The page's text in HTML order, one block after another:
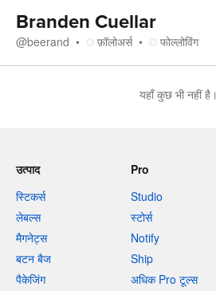
Branden Cuellar
@beerand फ़ॉलोअर्स फोल्लोविंग
यहाँ कुछ भी नहीं है।
उत्पाद
स्टिकर्स
लेबल्स
मैगनेट्स
बटन बैज
पैकेजिंग
Pro
Studio
स्टोर्स
Notify
Ship
अधिक Pro टूल्स